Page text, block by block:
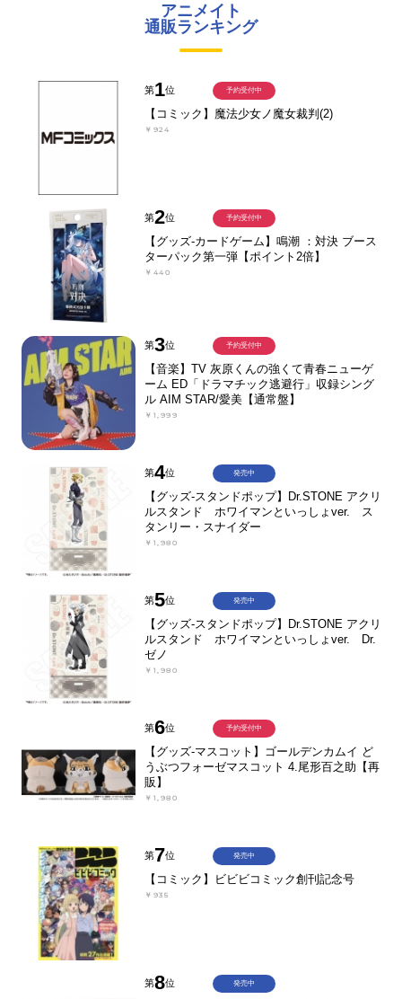
アニメイト
通販ランキング
第1位
【コミック】魔法少女ノ魔女裁判(2)
￥924
予約受付中
第2位
【グッズ-カードゲーム】鳴潮 ：対決 ブース
ターパック第一弾【ポイント2倍】
￥440
予約受付中
第3位
【音楽】TV 灰原くんの強くて青春ニューゲ
ーム ED「ドラマチック逃避行」収録シング
ル AIM STAR/愛美【通常盤】
￥1,999
予約受付中
第4位
【グッズ-スタンドポップ】Dr.STONE アクリ
ルスタンド ホワイマンといっしょver. ス
タンリー・スナイダー
￥1,980
発売中
第5位
【グッズ-スタンドポップ】Dr.STONE アクリ
ルスタンド ホワイマンといっしょver. Dr.
ゼノ
￥1,980
発売中
第6位
【グッズ-マスコット】ゴールデンカムイ ど
うぶつフォーゼマスコット 4.尾形百之助【再
販】
￥1,980
予約受付中
第7位
【コミック】ビビビコミック創刊記念号
￥935
発売中
第8位 発売中